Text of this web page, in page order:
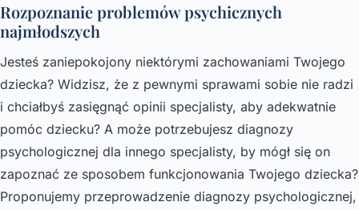
Rozpoznanie problemów psychicznych
najmłodszych
Jesteś zaniepokojony niektórymi zachowaniami Twojego
dziecka? Widzisz, że z pewnymi sprawami sobie nie radzi
i chciałbyś zasięgnąć opinii specjalisty, aby adekwatnie
pomóc dziecku? A może potrzebujesz diagnozy
psychologicznej dla innego specjalisty, by mógł się on
zapoznać ze sposobem funkcjonowania Twojego dziecka?
Proponujemy przeprowadzenie diagnozy psychologicznej,